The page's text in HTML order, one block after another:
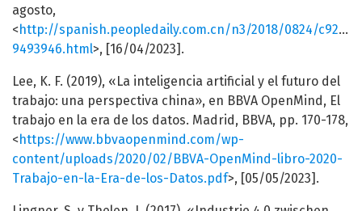
agosto,
<http://spanish.peopledaily.com.cn/n3/2018/0824/c92121-
9493946.html>, [16/04/2023].
Lee, K. F. (2019), «La inteligencia artificial y el futuro del
trabajo: una perspectiva china», en BBVA OpenMind, El
trabajo en la era de los datos. Madrid, BBVA, pp. 170-178,
<https://www.bbvaopenmind.com/wp-
content/uploads/2020/02/BBVA-OpenMind-libro-2020-
Trabajo-en-la-Era-de-los-Datos.pdf>, [05/05/2023].